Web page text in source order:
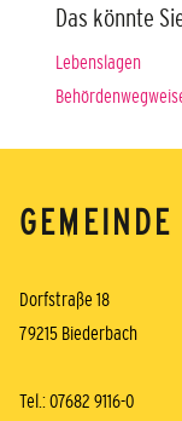
Das könnte
Lebenslagen
Dorfstraße 18
79215 Biederbach
Tel.: 07682 9116-0